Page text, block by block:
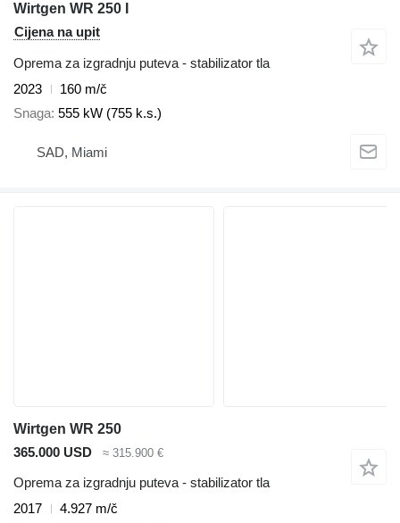
Wirtgen WR 250 I
Cijena na upit
Oprema za izgradnju puteva - stabilizator tla
2023
160 m/č
Snaga 555 kW (755 k.s.)
SAD, Miami
Wirtgen WR 250
365.000 USD
≈ 315.900 €
Oprema za izgradnju puteva - stabilizator tla
2017
4.927 m/č